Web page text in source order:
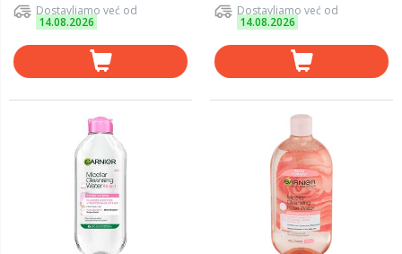
Dostavljamo već od
14.08.2026
Dostavljamo već od
14.08.2026